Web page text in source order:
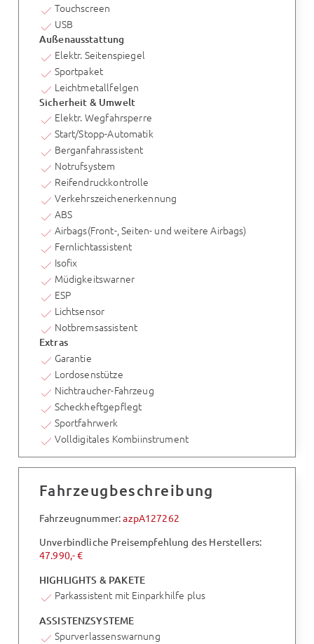
Touchscreen
USB
Außenausstattung
Elektr. Seitenspiegel
Sportpaket
Leichtmetallfelgen
Sicherheit & Umwelt
Elektr. Wegfahrsperre
Start/Stopp-Automatik
Berganfahrassistent
Notrufsystem
Reifendruckkontrolle
Verkehrszeichenerkennung
ABS
Airbags(Front-, Seiten- und weitere Airbags)
Fernlichtassistent
Isofix
Müdigkeitswarner
ESP
Lichtsensor
Notbremsassistent
Extras
Garantie
Lordosenstütze
Nichtraucher-Fahrzeug
Scheckheftgepflegt
Sportfahrwerk
Volldigitales Kombiinstrument
Fahrzeugbeschreibung
Fahrzeugnummer:azpA127262
Unverbindliche Preisempfehlung des Herstellers:
47.990,- €
HIGHLIGHTS & PAKETE
Parkassistent mit Einparkhilfe plus
ASSISTENZSYSTEME
Spurverlassenswarnung